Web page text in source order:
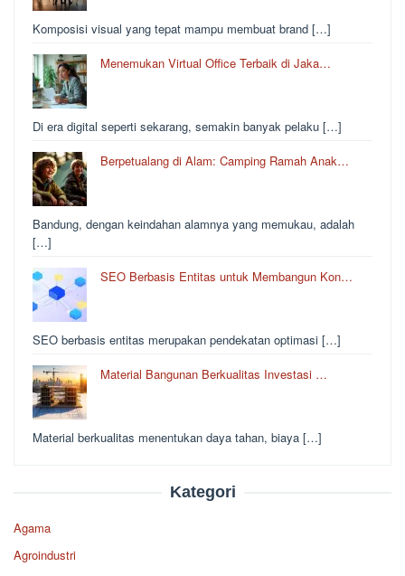
Komposisi visual yang tepat mampu membuat brand […]
Menemukan Virtual Office Terbaik di Jaka…
Di era digital seperti sekarang, semakin banyak pelaku […]
Berpetualang di Alam: Camping Ramah Anak…
Bandung, dengan keindahan alamnya yang memukau, adalah
[…]
SEO Berbasis Entitas untuk Membangun Kon…
SEO berbasis entitas merupakan pendekatan optimasi […]
Material Bangunan Berkualitas Investasi …
Material berkualitas menentukan daya tahan, biaya […]
Kategori
Agama
Agroindustri